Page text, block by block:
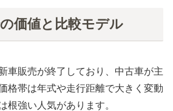
価値と比較モデル
車販売が終了しており、中古車が主
格帯は年式や走行距離で大きく変動
根強い人気があります。